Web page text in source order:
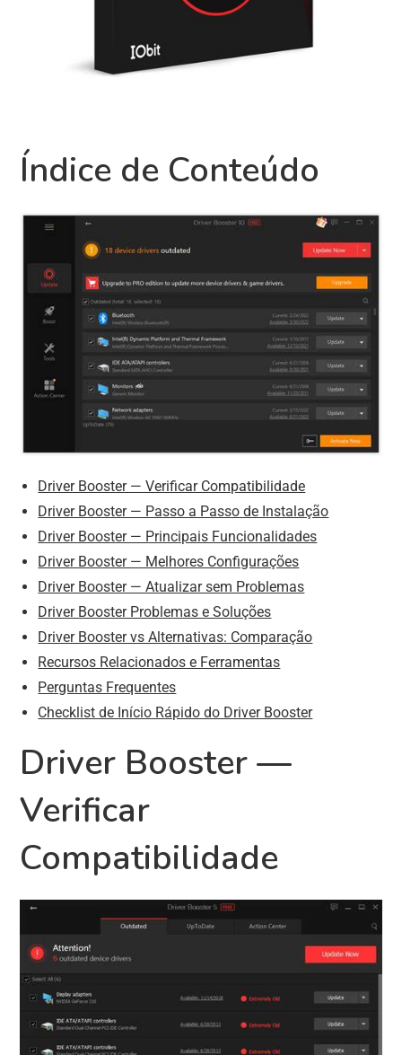
Índice de Conteúdo
Driver Booster — Verificar Compatibilidade
Driver Booster — Passo a Passo de Instalação
Driver Booster — Principais Funcionalidades
Driver Booster — Melhores Configurações
Driver Booster — Atualizar sem Problemas
Driver Booster Problemas e Soluções
Driver Booster vs Alternativas: Comparação
Recursos Relacionados e Ferramentas
Perguntas Frequentes
Checklist de Início Rápido do Driver Booster
Driver Booster —
Verificar
Compatibilidade